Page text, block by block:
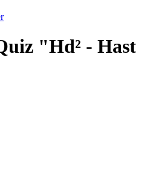
"Hd² - Hast